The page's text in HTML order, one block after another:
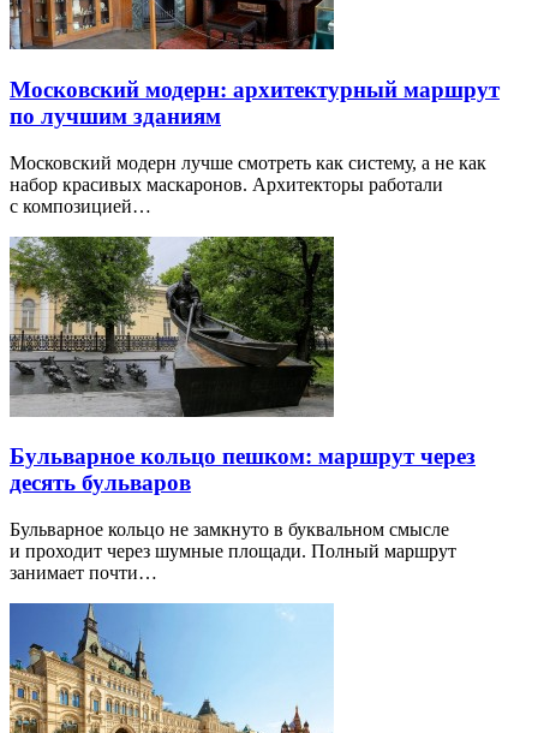
Московский модерн: архитектурный маршрут
по лучшим зданиям
Московский модерн лучше смотреть как систему, а не как
набор красивых маскаронов. Архитекторы работали
с композицией…
Бульварное кольцо пешком: маршрут через
десять бульваров
Бульварное кольцо не замкнуто в буквальном смысле
и проходит через шумные площади. Полный маршрут
занимает почти…